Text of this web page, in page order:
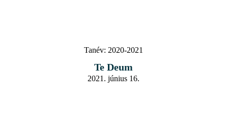
Tanév: 2020-2021
Te Deum
2021. június 16.